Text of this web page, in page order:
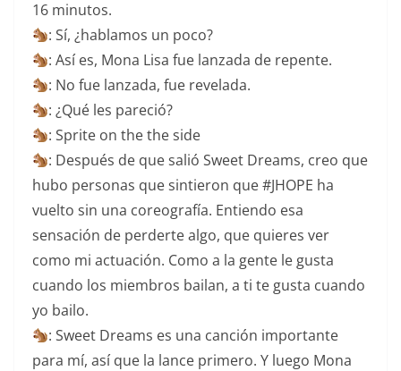
16 minutos.
: Sí, ¿hablamos un poco?
: Así es, Mona Lisa fue lanzada de repente.
: No fue lanzada, fue revelada.
: ¿Qué les pareció?
: Sprite on the the side
: Después de que salió Sweet Dreams, creo que
hubo personas que sintieron que #JHOPE ha
vuelto sin una coreografía. Entiendo esa
sensación de perderte algo, que quieres ver
como mi actuación. Como a la gente le gusta
cuando los miembros bailan, a ti te gusta cuando
yo bailo.
: Sweet Dreams es una canción importante
para mí, así que la lance primero. Y luego Mona